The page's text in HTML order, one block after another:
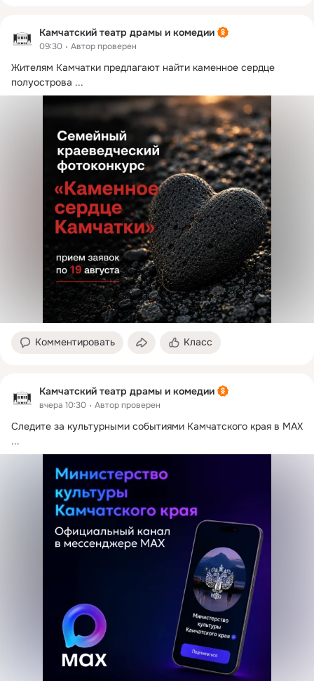
Камчатский театр драмы и комедии
09:30 Автор проверен
Жителям Камчатки предлагают найти каменное сердце
полуострова ...
Комментировать Класс
Камчатский театр драмы и комедии
вчера 10:30 Автор проверен
Следите за культурными событиями Камчатского края в MAX
...